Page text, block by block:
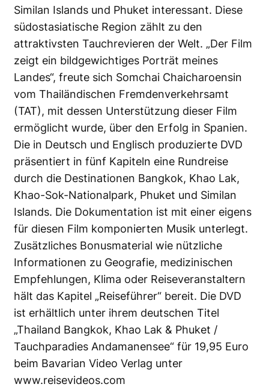
Similan Islands und Phuket interessant. Diese
südostasiatische Region zählt zu den
attraktivsten Tauchrevieren der Welt. „Der Film
zeigt ein bildgewichtiges Porträt meines
Landes“, freute sich Somchai Chaicharoensin
vom Thailändischen Fremdenverkehrsamt
(TAT), mit dessen Unterstützung dieser Film
ermöglicht wurde, über den Erfolg in Spanien.
Die in Deutsch und Englisch produzierte DVD
präsentiert in fünf Kapiteln eine Rundreise
durch die Destinationen Bangkok, Khao Lak,
Khao-Sok-Nationalpark, Phuket und Similan
Islands. Die Dokumentation ist mit einer eigens
für diesen Film komponierten Musik unterlegt.
Zusätzliches Bonusmaterial wie nützliche
Informationen zu Geografie, medizinischen
Empfehlungen, Klima oder Reiseveranstaltern
hält das Kapitel „Reiseführer“ bereit. Die DVD
ist erhältlich unter ihrem deutschen Titel
„Thailand Bangkok, Khao Lak & Phuket /
Tauchparadies Andamanensee“ für 19,95 Euro
beim Bavarian Video Verlag unter
www.reisevideos.com